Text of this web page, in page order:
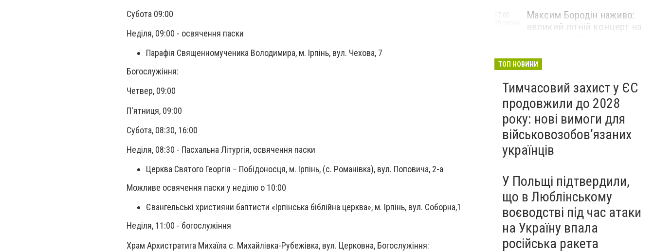
Субота 09:00
Неділя, 09:00 - освячення паски
Парафія Священномученика Володимира, м. Ірпінь, вул. Чехова, 7
Богослужіння:
Четвер, 09:00
П'ятниця, 09:00
Субота, 08:30, 16:00
Неділя, 08:30 - Пасхальна Літургія, освячення паски
Церква Святого Георгія – Побідоносця, м. Ірпінь, (с. Романівка), вул. Поповича, 2-а
Можливе освячення паски у неділю о 10:00
Євангельські християни баптисти «Ірпінська біблійна церква», м. Ірпінь, вул. Соборна,1
Неділя, 11:00 - богослужіння
Храм Архистратига Михаїла с. Михайлівка-Рубежівка, вул. Церковна, Богослужіння:
Максим Бородін наживо:
великий літній концерт на
17:00
ТОП НОВИНИ
Тимчасовий захист у ЄС
продовжили до 2028
року: нові вимоги для
військовозобов’язаних
українців
У Польщі підтвердили,
що в Люблінському
воєводстві під час атаки
на Україну впала
російська ракета